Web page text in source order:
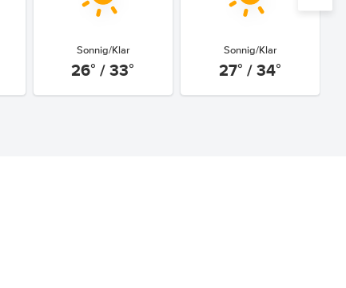
Sonnig/Klar
26° / 33°
Sonnig/Klar
27° / 34°